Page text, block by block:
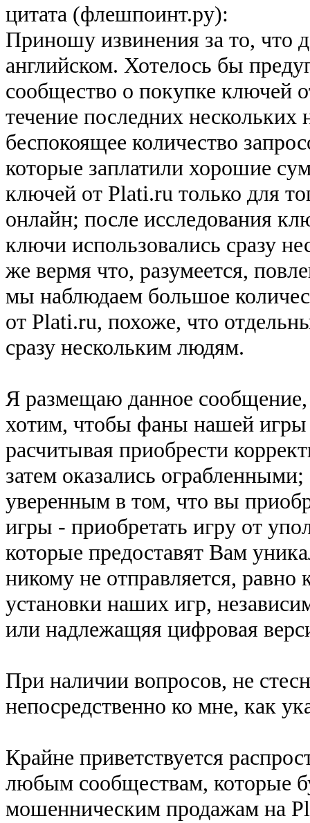
цитата (флешпоинт.ру):
Приношу извинения за то, что
английском. Хотелось бы
сообщество о покупке ключей
течение последних
беспокоящее количество
которые заплатили хорошие
ключей от Plati.ru только для
онлайн; после исследования
ключи использовались сразу
же вермя что, разумеется,
мы наблюдаем большое
от Plati.ru, похоже, что
сразу нескольким людям.
Я размещаю данное
хотим, чтобы фаны нашей игры
расчитывая приобрести
затем оказались
уверенным в том, что вы
игры - приобретать игру от
которые предоставят Вам
никому не отправляется,
установки наших игр,
или надлежащяя цифровая
При наличии вопросов, не
непосредственно ко мне, как
Крайне приветствуется
любым сообществам, которые
мошенническим продажам на